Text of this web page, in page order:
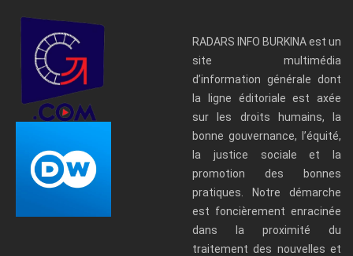
RADARS INFO BURKINA est un
site multimédia
d’information générale dont
la ligne éditoriale est axée
sur les droits humains, la
bonne gouvernance, l’équité,
la justice sociale et la
promotion des bonnes
pratiques. Notre démarche
est foncièrement enracinée
dans la proximité du
traitement des nouvelles et